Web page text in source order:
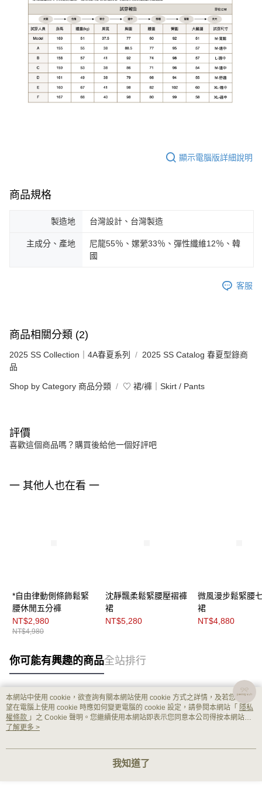
顯示電腦版詳細說明
商品規格
製造地 台灣設計、台灣製造
主成分、產地
尼龍55％、嫘縈33％、彈性纖維12％、韓
國
客服
商品相關分類 (2)
2025 SS Collection｜4A春夏系列
2025 SS Catalog 春夏型錄商
品
Shop by Category 商品分類 ♡ 裙/褲｜Skirt / Pants
評價
喜歡這個商品嗎？購買後給他一個好評吧
一 其他人也在看 一
*自由律動側條飾鬆緊
腰休閒五分褲
NT$2,980
NT$4,980
沈靜飄柔鬆緊腰壓褶褲
裙
NT$5,280
微風漫步鬆緊腰
裙
NT$4,880
你可能有興趣的商品全站排行
熱門標籤
本網站中使用 cookie，欲查詢有關本網站使用 cookie 方式之詳情，及若您不希
望在電腦上使用 cookie 時應如何變更電腦的 cookie 設定，請參閱本網站「 隱私
權條款 」之 Cookie 聲明。您繼續使用本網站即表示您同意本公司得按本網站使
用條款之 Cookie 聲明使用 cookie。
了解更多 >
我知道了